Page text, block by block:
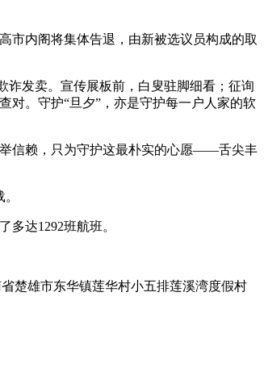
内阁将集体告退，由新被选议员构成的取
发卖。宣传展板前，白叟驻脚细看；征询
对。守护“旦夕”，亦是守护每一户人家的软
信赖，只为守护这最朴实的心愿——舌尖丰
达1292班航班。
楚雄市东华镇莲华村小五排莲溪湾度假村